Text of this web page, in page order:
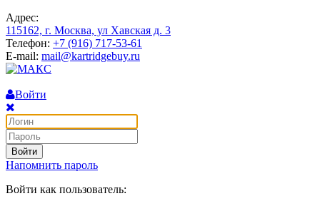
Адрес:
115162, г. Москва, ул Хавская д. 3
Телефон: +7 (916) 717-53-61
E-mail: mail@kartridgebuy.ru
Войти
Войти
Напомнить пароль
Войти как пользователь: